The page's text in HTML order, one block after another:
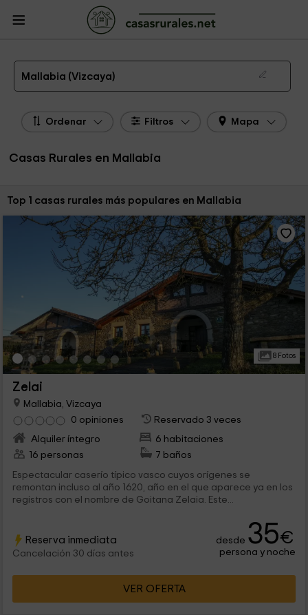
Casas Rurales
Vizcaya
Casas Rurales Mallabia
Las 1 mejores casas rurales en Mallabia de 2026
Mallabia (Vizcaya)
Ordenar Filtros Mapa
Casas Rurales en Mallabia
Ordenar por:
Top 1 casas rurales más populares en Mallabia
8 Fotos
Zelai
Mallabia, Vizcaya
0 opiniones
Reservado 3 veces
Alquiler íntegro
6 habitaciones
16 personas
7 baños
Espectacular caserío típico vasco cuyos orígenes se
remontan incluso al año 1620, año en el que aparece ya en los
registros con el nombre de Goitana Zelaia. Este...
Reserva inmediata
Cancelación 30 días antes
desde 35€
persona y noche
VER OFERTA